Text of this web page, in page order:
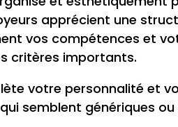
apprécient une
vos compétences et
critères importants.
votre personnalité et
semblent génériques